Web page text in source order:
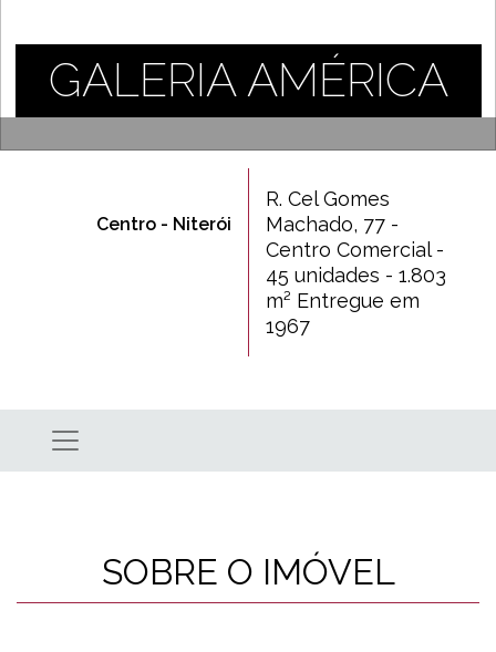
GALERIA AMÉRICA
Centro - Niterói
R. Cel Gomes
Machado, 77 -
Centro Comercial -
45 unidades - 1.803
m² Entregue em
1967
SOBRE O IMÓVEL